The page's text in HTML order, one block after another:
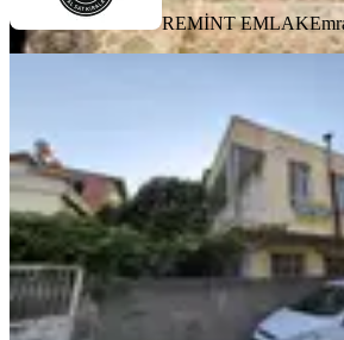
REMİNT EMLAK
Bahçeli Satılık
Seyhan, Yeşilyurt
2+1 · 220 m²· Müstakil·
5.250.000 ₺
MEGA PARK EMLAK Metin Yüsel Ersoy